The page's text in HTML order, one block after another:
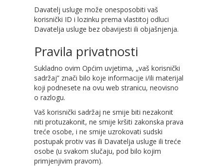
Davatelj usluge može onesposobiti vaš
korisnički ID i lozinku prema vlastitoj odluci
Davatelja usluge bez obavijesti ili objašnjenja.
Pravila privatnosti
Sukladno ovim Općim uvjetima, „vaš korisnički
sadržaj” znači bilo koje informacije i/ili materijal
koji podnesete na ovu web stranicu, neovisno
o razlogu.
Vaš korisnički sadržaj ne smije biti nezakonit
niti protuzakonit, ne smije kršiti zakonska prava
treće osobe, i ne smije uzrokovati sudski
postupak protiv vas ili Davatelja usluge ili treće
osobe (u svakom slučaju, pod bilo kojim
primjenjivim pravom).